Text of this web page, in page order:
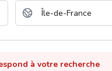
à votre recherche